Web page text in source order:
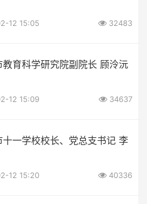
12 15:05 32483
教育科学研究院副院长 顾泠沅
12 15:09 34637
十一学校校长、党总支书记 李
12 15:20 40336